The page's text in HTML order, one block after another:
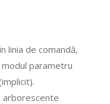
linia de comandă,
parametru
arborescente